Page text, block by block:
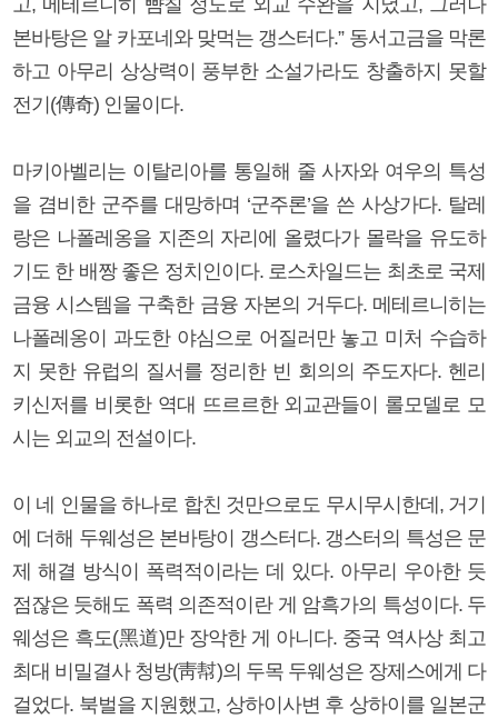
본바탕은 알 카포네와 맞먹는 갱스터다.” 동서고금을 막론
하고 아무리 상상력이 풍부한 소설가라도 창출하지 못할
전기(傳奇) 인물이다.
마키아벨리는 이탈리아를 통일해 줄 사자와 여우의 특성
을 겸비한 군주를 대망하며 ‘군주론’을 쓴 사상가다. 탈레
랑은 나폴레옹을 지존의 자리에 올렸다가 몰락을 유도하
기도 한 배짱 좋은 정치인이다. 로스차일드는 최초로 국제
금융 시스템을 구축한 금융 자본의 거두다. 메테르니히는
나폴레옹이 과도한 야심으로 어질러만 놓고 미처 수습하
지 못한 유럽의 질서를 정리한 빈 회의의 주도자다. 헨리
키신저를 비롯한 역대 뜨르르한 외교관들이 롤모델로 모
시는 외교의 전설이다.
이 네 인물을 하나로 합친 것만으로도 무시무시한데, 거기
에 더해 두웨성은 본바탕이 갱스터다. 갱스터의 특성은 문
제 해결 방식이 폭력적이라는 데 있다. 아무리 우아한 듯
점잖은 듯해도 폭력 의존적이란 게 암흑가의 특성이다. 두
웨성은 흑도(黑道)만 장악한 게 아니다. 중국 역사상 최고
최대 비밀결사 청방(靑幇)의 두목 두웨성은 장제스에게 다
걸었다. 북벌을 지원했고, 상하이사변 후 상하이를 일본군